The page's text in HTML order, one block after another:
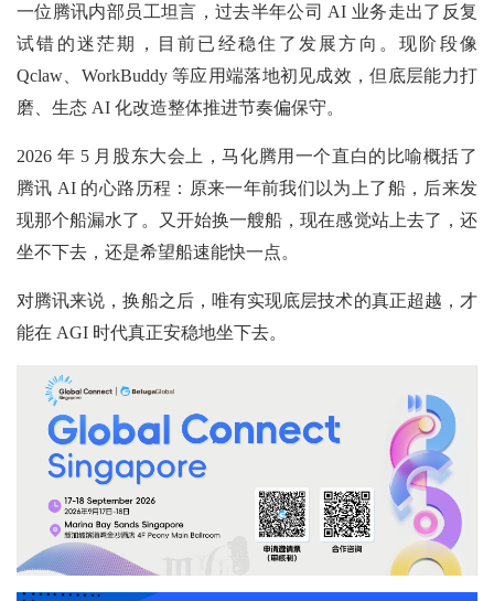
一位腾讯内部员工坦言，过去半年公司 AI 业务走出了反复
试错的迷茫期，目前已经稳住了发展方向。现阶段像
Qclaw、WorkBuddy 等应用端落地初见成效，但底层能力打
磨、生态 AI 化改造整体推进节奏偏保守。
2026 年 5 月股东大会上，马化腾用一个直白的比喻概括了
腾讯 AI 的心路历程：原来一年前我们以为上了船，后来发
现那个船漏水了。又开始换一艘船，现在感觉站上去了，还
坐不下去，还是希望船速能快一点。
对腾讯来说，换船之后，唯有实现底层技术的真正超越，才
能在 AGI 时代真正安稳地坐下去。